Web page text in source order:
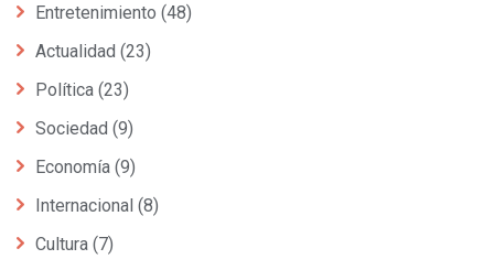
Entretenimiento (48)
Actualidad (23)
Política (23)
Sociedad (9)
Economía (9)
Internacional (8)
Cultura (7)